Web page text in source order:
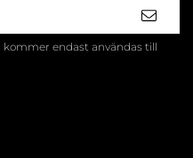
endast användas till